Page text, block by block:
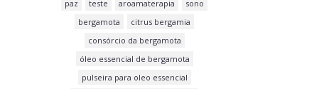
paz
teste aroamaterapia
sono
bergamota
citrus bergamia
consórcio da bergamota
óleo essencial de bergamota
pulseira para oleo essencial